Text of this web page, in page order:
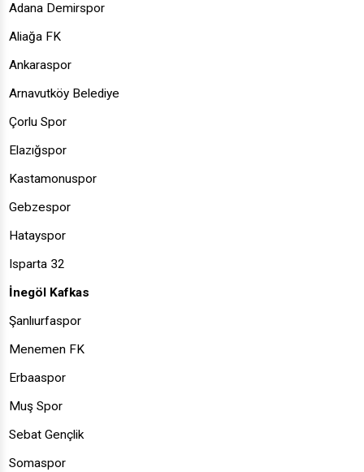
Adana Demirspor
Aliağa FK
Ankaraspor
Arnavutköy Belediye
Çorlu Spor
Elazığspor
Kastamonuspor
Gebzespor
Hatayspor
Isparta 32
İnegöl Kafkas
Şanlıurfaspor
Menemen FK
Erbaaspor
Muş Spor
Sebat Gençlik
Somaspor